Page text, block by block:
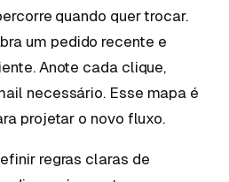
quando quer trocar.
um pedido recente e
Anote cada clique,
necessário. Esse mapa é
projetar o novo fluxo.
regras claras de